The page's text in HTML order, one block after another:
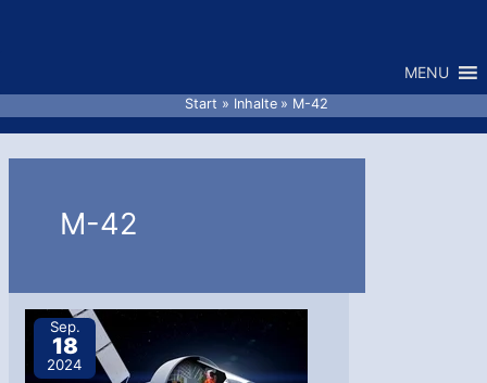
MENU
Start Inhalte M-42
M-42
Sep.
18
2024